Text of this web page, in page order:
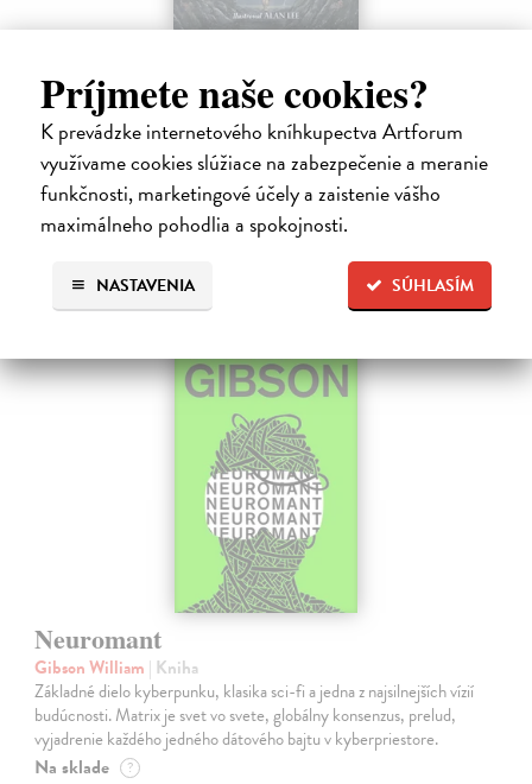
Príjmete naše cookies?
K prevádzke internetového kníhkupectva Artforum
využívame cookies slúžiace na zabezpečenie a meranie
funkčnosti, marketingové účely a zaistenie vášho
maximálneho pohodlia a spokojnosti.
SÚHLASÍM
NASTAVENIA
Tolkien J.R.R.| Kniha
Legenda o páde Gondolinu hovorí o boji dvoch najväčších mocností
sveta. Zlo predstavuje Morgoth, najhorší zo všetkých, vodca
obrovských armád, ktoré riadi zo svojej železnej pevnosti.
Na sklade ?
18,55 €
Neuromant
Gibson William | Kniha
Základné dielo kyberpunku, klasika sci-fi a jedna z najsilnejších vízií
budúcnosti. Matrix je svet vo svete, globálny konsenzus, prelud,
vyjadrenie každého jedného dátového bajtu v kyberpriestore.
Na sklade ?